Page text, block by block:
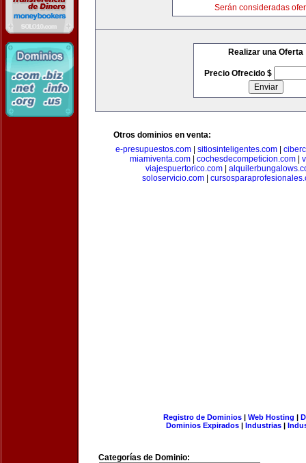
Serán consideradas
Realizar una Oferta
Precio Ofrecido $
Otros dominios en venta:
e-presupuestos.com
sitiosinteligentes.com
miamiventa.com
cochesdecompeticion.com
viajespuertorico.com|
soloservicio.com|
Registro de Dominios| Web Hosting |
Dominios Expirados | Industrias |
Categorías de Dominio: